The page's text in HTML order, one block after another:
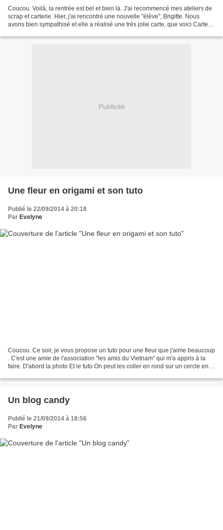
Coucou. Voilà, la rentrée est bel et bien là. J'ai recommencé mes ateliers de
scrap et carterie. Hier, j'ai rencontré une nouvelle "élève", Brigitte. Nous
avons bien sympathisé et elle a réalisé une très jolie carte, que voici Carte
Publicité
Une fleur en origami et son tuto
Publié le 22/09/2014 à 20:18
Par Evelyne
Coucou. Ce soir, je vous propose un tuto pour une fleur que j'aime beaucoup
. C'est une amie de l'association "les amis du Vietnam" qui m'a appris à la
faire. D'abord la photo Et le tuto On peut les coller en rond sur un cercle en
Un blog candy
Publié le 21/09/2014 à 18:56
Par Evelyne